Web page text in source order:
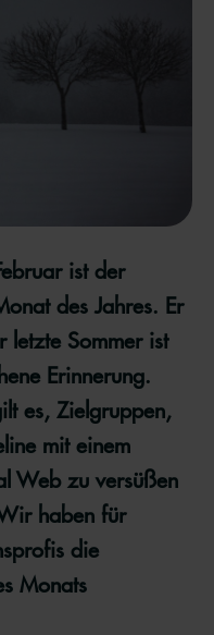
ist der
des Jahres. Er
letzte Sommer ist
Erinnerung.
es, Zielgruppen,
mit einem
Web zu versüßen
haben für
die
Monats